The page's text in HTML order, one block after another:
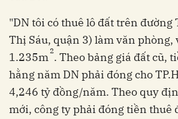
"DN tôi có thuê lô đất trên
Thị Sáu, quận 3) làm văn
1.235m2. Theo bảng giá đất cũ,
hằng năm DN phải đóng cho
4,246 tỷ đồng/năm. Theo quy
mới, công ty phải đóng tiền thuê